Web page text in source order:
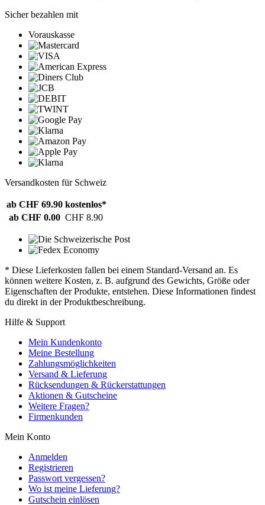
Sicher bezahlen mit
Vorauskasse
Versandkosten für Schweiz
ab CHF 69.90 kostenlos*
ab CHF 0.00 CHF 8.90
* Diese Lieferkosten fallen bei einem Standard-Versand an. Es
können weitere Kosten, z. B. aufgrund des Gewichts, Größe oder
Eigenschaften der Produkte, entstehen. Diese Informationen findest
du direkt in der Produktbeschreibung.
Hilfe & Support
Mein Kundenkonto
Meine Bestellung
Zahlungsmöglichkeiten
Versand & Lieferung
Rücksendungen & Rückerstattungen
Aktionen & Gutscheine
Weitere Fragen?
Firmenkunden
Mein Konto
Anmelden
Registrieren
Passwort vergessen?
Wo ist meine Lieferung?
Gutschein einlösen